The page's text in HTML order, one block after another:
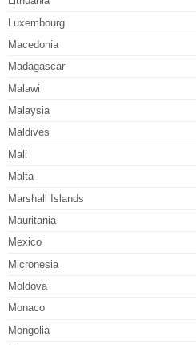
Luxembourg
Macedonia
Madagascar
Malawi
Malaysia
Maldives
Mali
Malta
Marshall Islands
Mauritania
Mexico
Micronesia
Moldova
Monaco
Mongolia